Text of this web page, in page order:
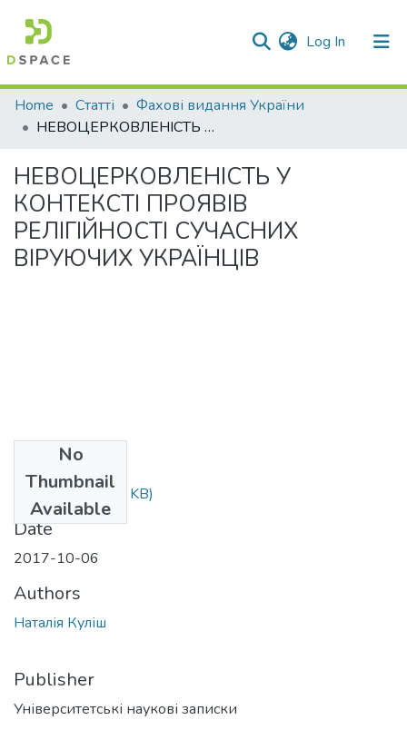
Log In (current)
Communities & Collections
All of DSpace
Statistics
Home Статті
Фахові видання України
НЕВОЦЕРКОВЛЕНІСТЬ У КОНТЕКСТІ ПРОЯВІВ РЕЛІГІЙНОСТІ СУЧАСНИХ ВІРУЮЧИХ УКРАЇНЦІВ
НЕВОЦЕРКОВЛЕНІСТЬ У
КОНТЕКСТІ ПРОЯВІВ
РЕЛІГІЙНОСТІ СУЧАСНИХ
ВІРУЮЧИХ УКРАЇНЦІВ
No
Thumbnail
Available
1733.pdf(751.01 KB)
Date
2017-10-06
Authors
Наталія Куліш
Publisher
Університетські наукові записки